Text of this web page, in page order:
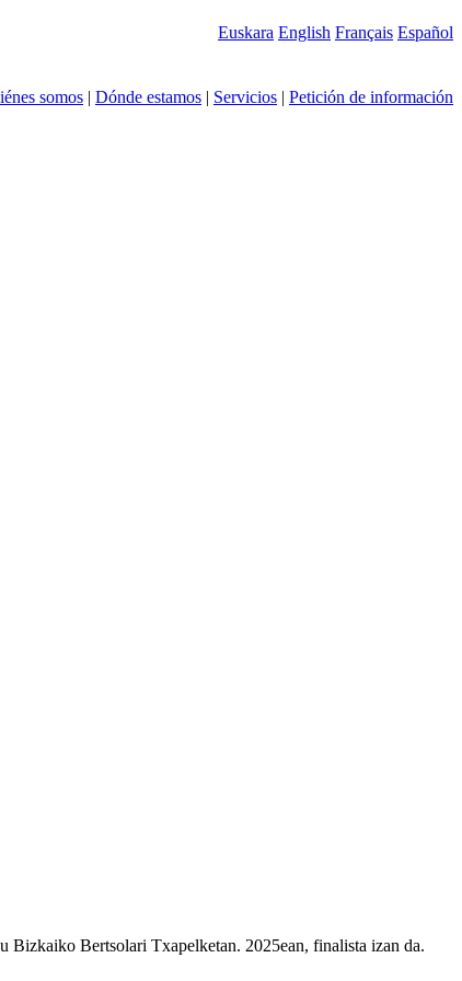
Euskara English Français Español
somos | Dónde estamos | Servicios | Petición de información
Bizkaiko Bertsolari Txapelketan. 2025ean, finalista izan da.